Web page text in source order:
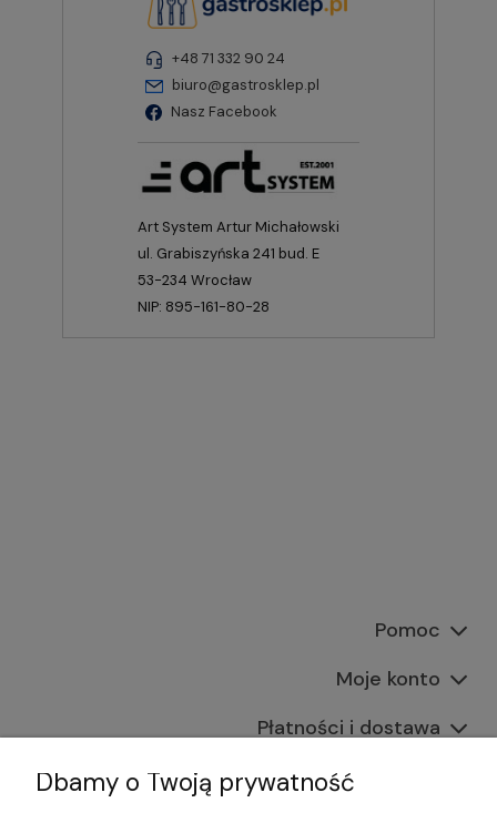
+48 71 332 90 24
biuro@gastrosklep.pl
Nasz Facebook
Art System Artur Michałowski
ul. Grabiszyńska 241 bud. E
53-234 Wrocław
NIP: 895-161-80-28
Pomoc
Moje konto
Płatności i dostawa
Informacje
Dbamy o Twoją prywatność